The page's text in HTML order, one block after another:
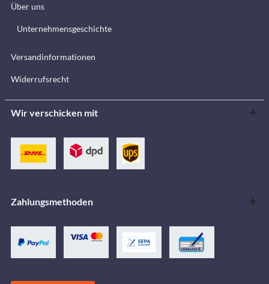
Über uns
Unternehmensgeschichte
Versandinformationen
Widerrufsrecht
Wir verschicken mit
Zahlungsmethoden